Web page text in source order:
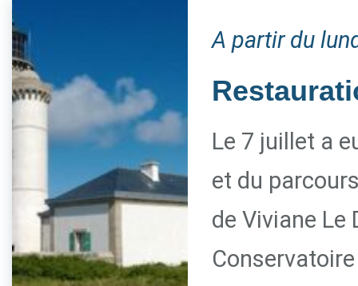
A partir du
Le 7 juillet a
et du
de Viviane Le